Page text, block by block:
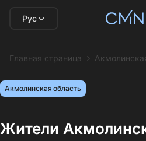
Рус
Главная страница
Акмолинская область
Жители